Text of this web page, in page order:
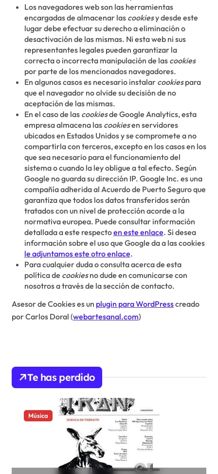
Los navegadores web son las herramientas
encargadas de almacenar las cookiesy desde este
lugar debe efectuar su derecho a eliminación o
desactivación de las mismas. Ni esta web ni sus
representantes legales pueden garantizar la
correcta o incorrecta manipulación de las cookies
por parte de los mencionados navegadores.
En algunos casos es necesario instalar cookiespara
que el navegador no olvide su decisión de no
aceptación de las mismas.
En el caso de las cookiesde Google Analytics, esta
empresa almacena las cookiesen servidores
ubicados en Estados Unidos y se compromete a no
compartirla con terceros, excepto en los casos en los
que sea necesario para el funcionamiento del
sistema o cuando la ley obligue a tal efecto. Según
Google no guarda su dirección IP. Google Inc. es una
compañía adherida al Acuerdo de Puerto Seguro que
garantiza que todos los datos transferidos serán
tratados con un nivel de protección acorde a la
normativa europea. Puede consultar información
detallada a este respectoen este enlace. Si desea
información sobre el uso que Google da a las cookies
le adjuntamos este otro enlace.
Para cualquier duda o consulta acerca de esta
política de cookiesno dude en comunicarse con
nosotros a través de la sección de contacto.
Asesor de Cookies es un plugin para WordPresscreado
por Carlos Doral (webartesanal.com)
Te has perdido
Música